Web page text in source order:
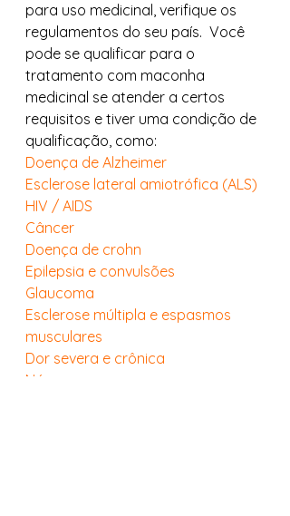
para uso medicinal, verifique os
regulamentos do seu país.  Você
pode se qualificar para o
tratamento com maconha
medicinal se atender a certos
requisitos e tiver uma condição de
qualificação, como:
Doença de Alzheimer
Esclerose lateral amiotrófica (ALS)
HIV / AIDS
Câncer
Doença de crohn
Epilepsia e convulsões
Glaucoma
Esclerose múltipla e espasmos
musculares
Dor severa e crônica
Náusea severa